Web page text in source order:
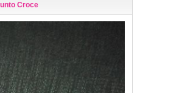
Glitter Directory FreeUp
Croce